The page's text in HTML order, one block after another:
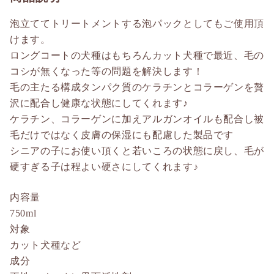
泡立ててトリートメントする泡パックとしてもご使用頂
けます。
ロングコートの犬種はもちろんカット犬種で最近、毛の
コシが無くなった等の問題を解決します！
毛の主たる構成タンパク質のケラチンとコラーゲンを贅
沢に配合し健康な状態にしてくれます♪
ケラチン、コラーゲンに加えアルガンオイルも配合し被
毛だけではなく皮膚の保湿にも配慮した製品です
シニアの子にお使い頂くと若いころの状態に戻し、毛が
硬すぎる子は程よい硬さにしてくれます♪
内容量
750ml
対象
カット犬種など
成分